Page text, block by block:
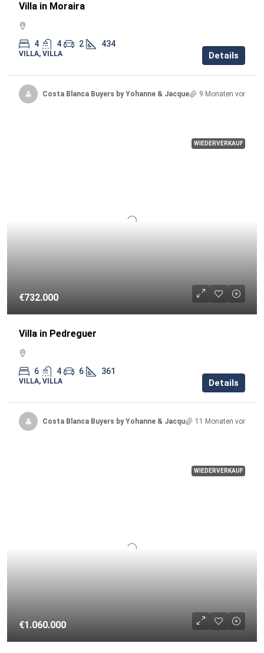
Villa in Moraira
4 4 2 434
VILLA, VILLA Details
Costa Blanca Buyers by Yohanne & Jacqueline9 Monaten vor
WIEDERVERKAUF
€732.000
Villa in Pedreguer
6 4 6 361
VILLA, VILLA Details
Costa Blanca Buyers by Yohanne & Jacqueline11 Monaten vor
WIEDERVERKAUF
€1.060.000